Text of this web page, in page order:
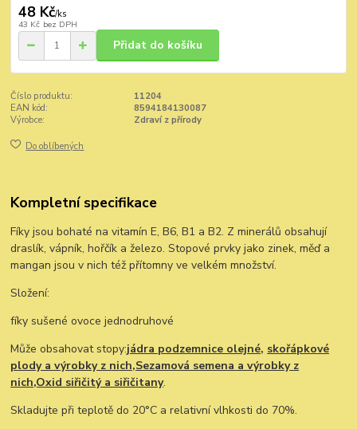
48 Kč/ks
43 Kč bez DPH
Přidat do košíku
Číslo produktu:
11204
EAN kód:
8594184130087
Výrobce:
Zdraví z přírody
Do oblíbených
Kompletní specifikace
Fíky jsou bohaté na vitamín E, B6, B1 a B2. Z minerálů obsahují
draslík, vápník, hořčík a železo. Stopové prvky jako zinek, měď a
mangan jsou v nich též přítomny ve velkém množství.
Složení:
fíky sušené ovoce jednodruhové
Může obsahovat stopy:jádra podzemnice olejné, skořápkové
plody a výrobky z nich,Sezamová semena a výrobky z
nich,Oxid siřičitý a siřičitany.
Skladujte při teplotě do 20°C a relativní vlhkosti do 70%.